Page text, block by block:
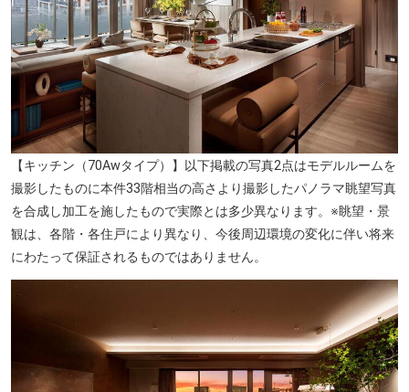
港南和楽公園（約360m／徒歩5分）
【キッチン（70Awタイプ）】以下掲載の写真2点はモデルルームを
撮影したものに本件33階相当の高さより撮影したパノラマ眺望写真
を合成し加工を施したもので実際とは多少異なります。※眺望・景
観は、各階・各住戸により異なり、今後周辺環境の変化に伴い将来
にわたって保証されるものではありません。